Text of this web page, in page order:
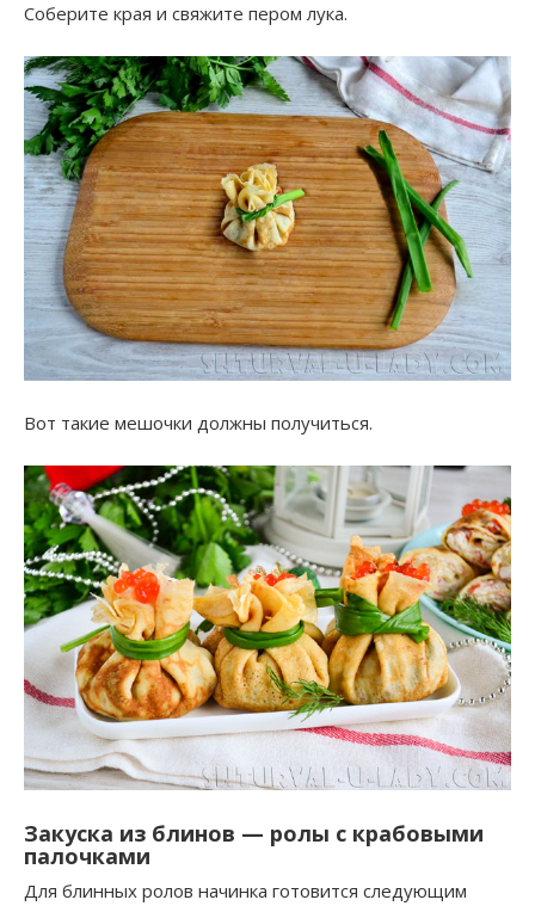
Соберите края и свяжите пером лука.
Вот такие мешочки должны получиться.
Закуска из блинов — ролы с крабовыми
палочками
Для блинных ролов начинка готовится следующим